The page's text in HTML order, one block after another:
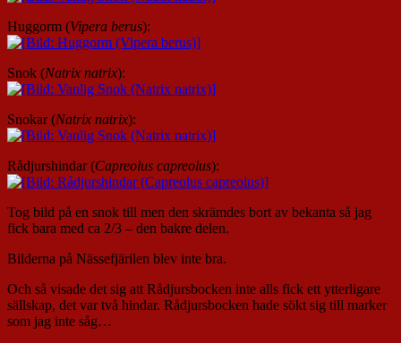
Huggorm (Vipera berus):
Snok (Natrix natrix):
Snokar (Natrix natrix):
Rådjurshindar (Capreolus capreolus):
Tog bild på en snok till men den skrämdes bort av bekanta så jag
fick bara med ca 2/3 – den bakre delen.
Bilderna på Nässefjärilen blev inte bra.
Och så visade det sig att Rådjursbocken inte alls fick ett ytterligare
sällskap, det var två hindar. Rådjursbocken hade sökt sig till marker
som jag inte såg…